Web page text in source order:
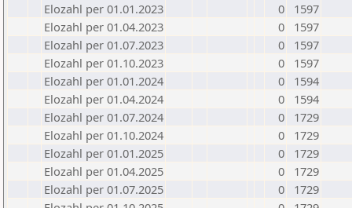
Elozahl per 01.01.2023
0
1597
Elozahl per 01.04.2023
0
1597
Elozahl per 01.07.2023
0
1597
Elozahl per 01.10.2023
0
1597
Elozahl per 01.01.2024
0
1594
Elozahl per 01.04.2024
0
1594
Elozahl per 01.07.2024
0
1729
Elozahl per 01.10.2024
0
1729
Elozahl per 01.01.2025
0
1729
Elozahl per 01.04.2025
0
1729
Elozahl per 01.07.2025
0
1729